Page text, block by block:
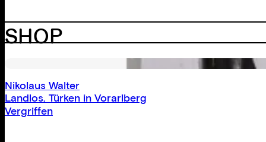
SHOP
Nikolaus Walter
Landlos. Türken in Vorarlberg
Vergriffen